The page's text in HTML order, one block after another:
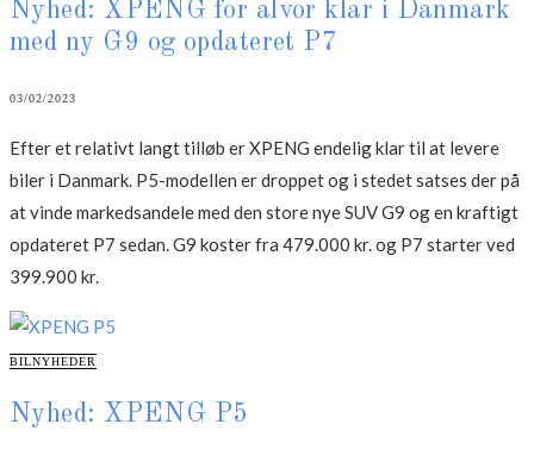
Nyhed: XPENG for alvor klar i Danmark
med ny G9 og opdateret P7
03/02/2023
Efter et relativt langt tilløb er XPENG endelig klar til at levere
biler i Danmark. P5-modellen er droppet og i stedet satses der på
at vinde markedsandele med den store nye SUV G9 og en kraftigt
opdateret P7 sedan. G9 koster fra 479.000 kr. og P7 starter ved
399.900 kr.
CATEGORIES
BILNYHEDER
Nyhed: XPENG P5